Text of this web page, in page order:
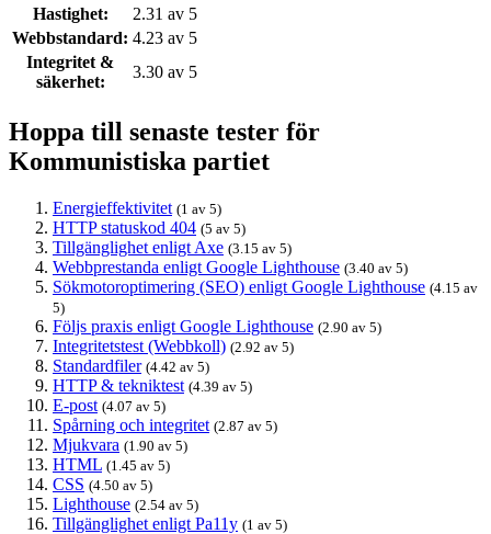
Hastighet:
2.31 av 5
Webbstandard: 4.23 av 5
Integritet &
säkerhet:
3.30 av 5
Hoppa till senaste tester för
Kommunistiska partiet
Energieffektivitet (1 av 5)
HTTP statuskod 404 (5 av 5)
Tillgänglighet enligt Axe (3.15 av 5)
Webbprestanda enligt Google Lighthouse (3.40 av 5)
Sökmotoroptimering (SEO) enligt Google Lighthouse (4.15 av
5)
Följs praxis enligt Google Lighthouse (2.90 av 5)
Integritetstest (Webbkoll) (2.92 av 5)
Standardfiler (4.42 av 5)
HTTP & tekniktest (4.39 av 5)
E-post (4.07 av 5)
Spårning och integritet (2.87 av 5)
Mjukvara (1.90 av 5)
HTML (1.45 av 5)
CSS (4.50 av 5)
Lighthouse (2.54 av 5)
Tillgänglighet enligt Pa11y (1 av 5)